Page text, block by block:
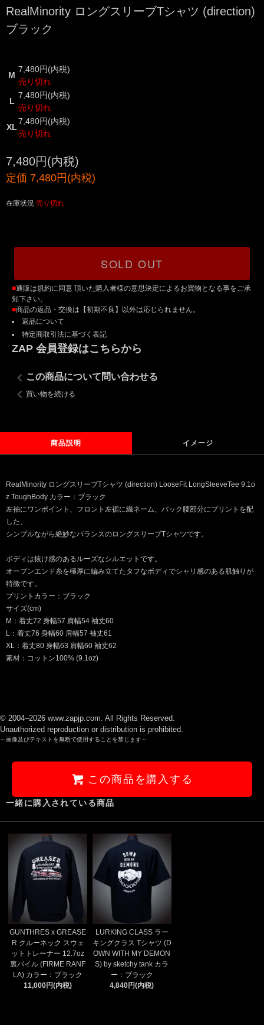
RealMinority ロングスリーブTシャツ (direction)
ブラック
M
7,480円(内税)
売り切れ
L
7,480円(内税)
売り切れ
XL
7,480円(内税)
売り切れ
7,480円(内税)
定価 7,480円(内税)
在庫状況 売り切れ
SOLD OUT
■通販は規約に同意 頂いた購入者様の意思決定によるお買物となる事をご承
知下さい。
■商品の返品・交換は【初期不良】以外は応じられません。
返品について
特定商取引法に基づく表記
ZAP 会員登録はこちらから
この商品について問い合わせる
買い物を続ける
商品説明 イメージ
RealMinority ロングスリーブTシャツ (direction) LooseFit LongSleeveTee 9.1o
z ToughBody カラー：ブラック
左袖にワンポイント、フロント左裾に織ネーム、バック腰部分にプリントを配
した、
シンプルながら絶妙なバランスのロングスリーブTシャツです。
ボディは抜け感のあるルーズなシルエットです。
オープンエンド糸を極厚に編み立てたタフなボディでシャリ感のある肌触りが
特徴です。
プリントカラー：ブラック
サイズ(cm)
M：着丈72 身幅57 肩幅54 袖丈60
L：着丈76 身幅60 肩幅57 袖丈61
XL：着丈80 身幅63 肩幅60 袖丈62
素材：コットン100% (9.1oz)
© 2004–2026 www.zapjp.com. All Rights Reserved.
Unauthorized reproduction or distribution is prohibited.
～画像及びテキストを無断で使用することを禁じます～
この商品を購入する
一緒に購入されている商品
GUNTHRES x GREASE
R クルーネック スウェ
ットトレーナー 12.7oz
裏パイル (FIRME RANF
LA) カラー：ブラック
11,000円(内税)
LURKING CLASS ラー
キングクラス Tシャツ (D
OWN WITH MY DEMON
S) by sketchy tank カラ
ー：ブラック
4,840円(内税)